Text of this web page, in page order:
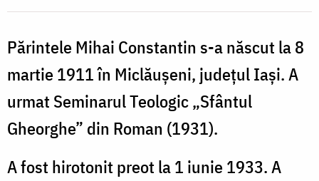
Părintele Mihai Constantin s-a născut la 8
martie 1911 în Miclăușeni, județul Iași. A
urmat Seminarul Teologic „Sfântul
Gheorghe” din Roman (1931).
A fost hirotonit preot la 1 iunie 1933. A